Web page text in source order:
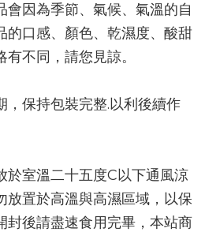
因為季節、氣候、氣溫的自
的口感、顏色、乾濕度、酸甜
不同，請您見諒。
保持包裝完整.以利後續作
於室溫二十五度C以下通風涼
放置於高溫與高濕區域，以保
封後請盡速食用完畢，本站商